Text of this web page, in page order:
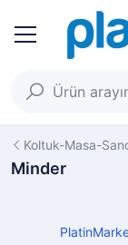
Koltuk-Masa-
Minder